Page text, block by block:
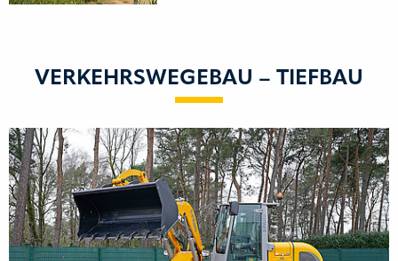
VERKEHRSWEGEBAU – TIEFBAU